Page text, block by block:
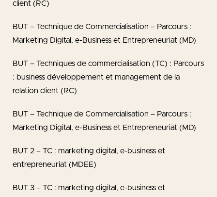
client (RC)
BUT – Technique de Commercialisation – Parcours :
Marketing Digital, e-Business et Entrepreneuriat (MD)
BUT – Techniques de commercialisation (TC) : Parcours
: business développement et management de la
relation client (RC)
BUT – Technique de Commercialisation – Parcours :
Marketing Digital, e-Business et Entrepreneuriat (MD)
BUT 2 – TC : marketing digital, e-business et
entrepreneuriat (MDEE)
BUT 3 – TC : marketing digital, e-business et